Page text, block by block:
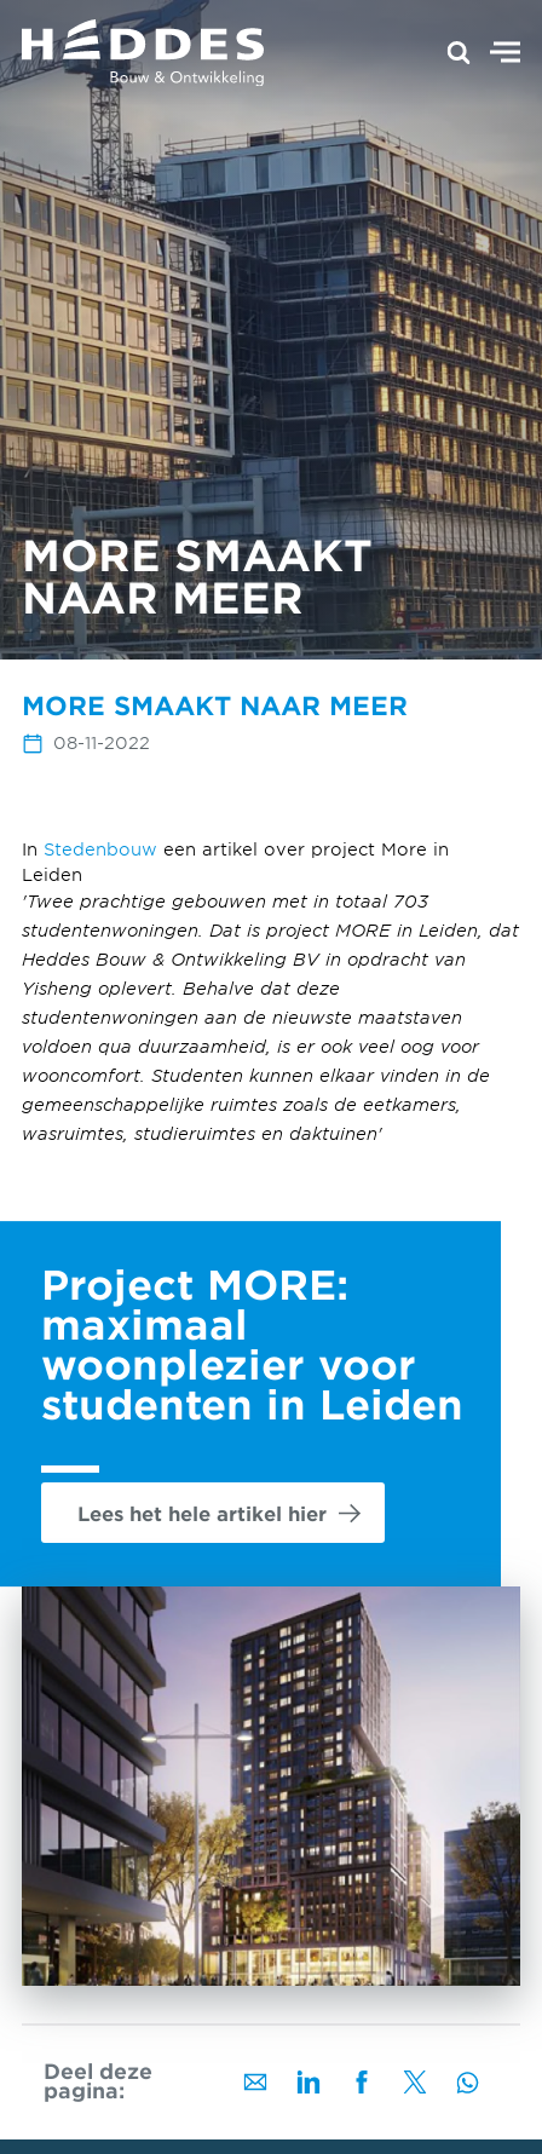
MORE SMAAKT
NAAR MEER
MORE SMAAKT NAAR MEER
08-11-2022
In Stedenbouw een artikel over project More in
Leiden
'Twee prachtige gebouwen met in totaal 703
studentenwoningen. Dat is project MORE in Leiden, dat
Heddes Bouw & Ontwikkeling BV in opdracht van
Yisheng oplevert. Behalve dat deze
studentenwoningen aan de nieuwste maatstaven
voldoen qua duurzaamheid, is er ook veel oog voor
wooncomfort. Studenten kunnen elkaar vinden in de
gemeenschappelijke ruimtes zoals de eetkamers,
wasruimtes, studieruimtes en daktuinen'
Project MORE:
maximaal
woonplezier voor
studenten in Leiden
Lees het hele artikel hier
Deel deze
pagina: